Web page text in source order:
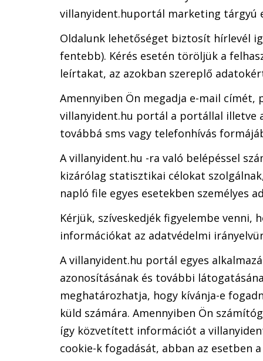
villanyident.huportál marketing tárgyú
Oldalunk lehetőséget biztosít hírlevél
fentebb). Kérés esetén töröljük a
leírtakat, az azokban szereplő
Amennyiben Ön megadja e-mail
villanyident.hu portál a portállal illetve
továbbá sms vagy telefonhívás
A villanyident.hu -ra való belépéssel
kizárólag statisztikai célokat
napló file egyes esetekben személyes
Kérjük, szíveskedjék figyelembe venni,
információkat az adatvédelmi
A villanyident.hu portál egyes
azonosításának és további
meghatározhatja, hogy kívánja-e
küld számára. Amennyiben Ön
így közvetített információt a
cookie-k fogadását, abban az esetben